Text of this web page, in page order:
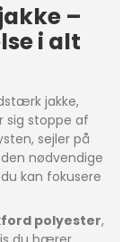
–
i alt
jakke,
sig stoppe af
sejler på
nødvendige
kan fokusere
polyester,